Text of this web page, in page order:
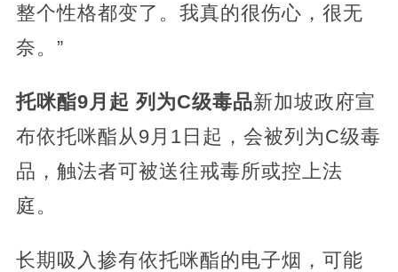
整个性格都变了。我真的很伤心，很无
奈。”
托咪酯9月起 列为C级毒品新加坡政府宣
布依托咪酯从9月1日起，会被列为C级毒
品，触法者可被送往戒毒所或控上法
庭。
长期吸入掺有依托咪酯的电子烟，可能